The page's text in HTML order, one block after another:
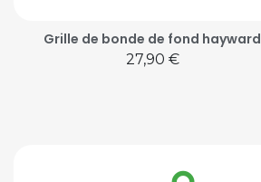
Grille de bonde de fond hayward
Prix
27,90 €